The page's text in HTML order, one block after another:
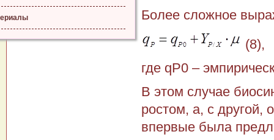
Более сложное
(8),
где qP0 –
В этом случае
ростом, а, с другой,
впервые была